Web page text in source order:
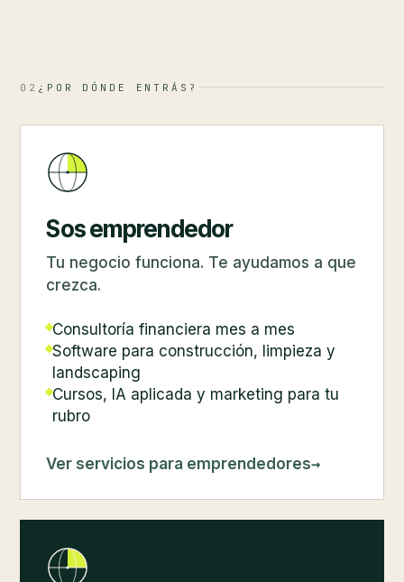
02 ¿POR DÓNDE ENTRÁS?
Sos emprendedor
Tu negocio funciona. Te ayudamos a que
crezca.
Consultoría financiera mes a mes
Software para construcción, limpieza y
landscaping
Cursos, IA aplicada y marketing para tu
rubro
Ver servicios para emprendedores→